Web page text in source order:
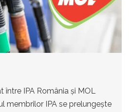
între IPA România și MOL
membrilor IPA se prelungește